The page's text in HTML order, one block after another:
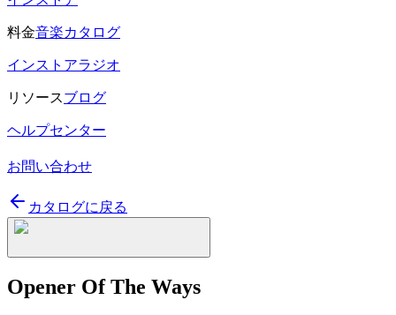
料金音楽カタログ
インストアラジオ
リソースブログ
ヘルプセンター
お問い合わせ
カタログに戻る
Opener Of The Ways